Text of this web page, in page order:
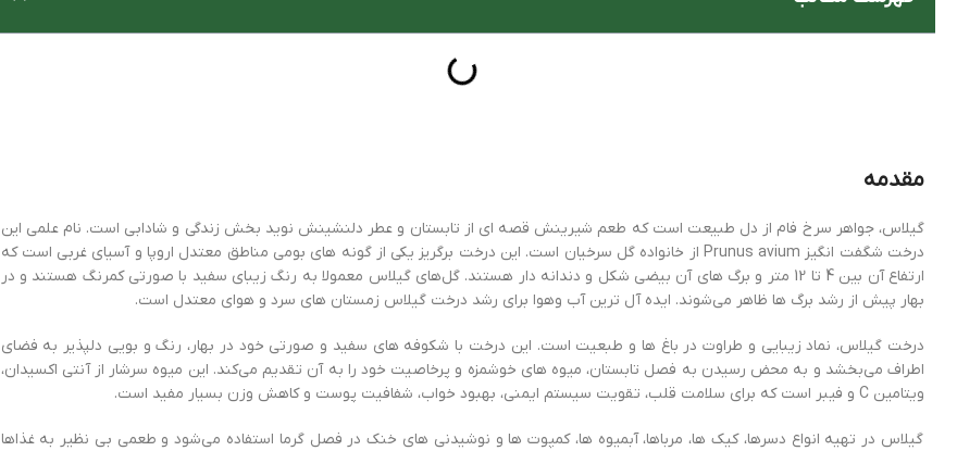
مقدمه
گیلاس، جواهر سرخ فام از دل طبیعت است که طعم شیرینش قصه ای از تابستان و عطر دلنشینش نوید بخش زندگی و شادابی است. نام علمی این
درخت شگفت انگیز Prunus avium از خانواده گل سرخیان است. این درخت برگریز یکی از گونه های بومی مناطق معتدل اروپا و آسیای غربی است که
ارتفاع آن بین 4 تا 12 متر و برگ های آن بیضی شکل و دندانه دار هستند. گل‌های گیلاس معمولا به رنگ زیبای سفید با صورتی کمرنگ هستند و در
بهار پیش از رشد برگ ها ظاهر می‌شوند. ایده آل ترین آب وهوا برای رشد درخت گیلاس زمستان های سرد و هوای معتدل است.
درخت گیلاس، نماد زیبایی و طراوت در باغ ها و طبعیت است. این درخت با شکوفه های سفید و صورتی خود در بهار، رنگ و بویی دلپذیر به فضای
اطراف می‌بخشد و به محض رسیدن به فصل تابستان، میوه های خوشمزه و پرخاصیت خود را به آن تقدیم می‌کند. این میوه سرشار از آنتی اکسیدان،
ویتامین C و فیبر است که برای سلامت قلب، تقویت سیستم ایمنی، بهبود خواب، شفافیت پوست و کاهش وزن بسیار مفید است.
گیلاس در تهیه انواع دسرها، کیک ها، مرباها، آبمیوه ها، کمپوت ها و نوشیدنی های خنک در فصل گرما استفاده می‌شود و طعمی بی نظیر به غذاها